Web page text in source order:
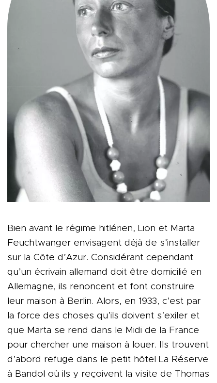
Bien avant le régime hitlérien, Lion et Marta
Feuchtwanger envisagent déjà de s’installer
sur la Côte d’Azur. Considérant cependant
qu’un écrivain allemand doit être domicilié en
Allemagne, ils renoncent et font construire
leur maison à Berlin. Alors, en 1933, c’est par
la force des choses qu’ils doivent s’exiler et
que Marta se rend dans le Midi de la France
pour chercher une maison à louer. Ils trouvent
d’abord refuge dans le petit hôtel La Réserve
à Bandol où ils y reçoivent la visite de Thomas